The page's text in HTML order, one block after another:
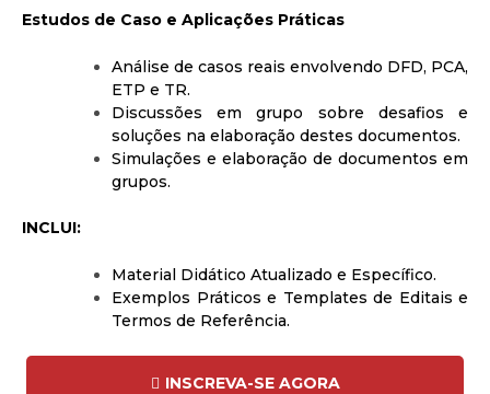
Estudos de Caso e Aplicações Práticas
Análise de casos reais envolvendo DFD, PCA,
ETP e TR.
Discussões em grupo sobre desafios e
soluções na elaboração destes documentos.
Simulações e elaboração de documentos em
grupos.
INCLUI:
Material Didático Atualizado e Específico.
Exemplos Práticos e Templates de Editais e
Termos de Referência.
INSCREVA-SE AGORA